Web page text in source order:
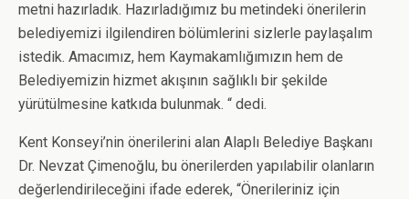
metni hazırladık. Hazırladığımız bu metindeki önerilerin
belediyemizi ilgilendiren bölümlerini sizlerle paylaşalım
istedik. Amacımız, hem Kaymakamlığımızın hem de
Belediyemizin hizmet akışının sağlıklı bir şekilde
yürütülmesine katkıda bulunmak. “ dedi.
Kent Konseyi’nin önerilerini alan Alaplı Belediye Başkanı
Dr. Nevzat Çimenoğlu, bu önerilerden yapılabilir olanların
değerlendirileceğini ifade ederek, “Önerileriniz için